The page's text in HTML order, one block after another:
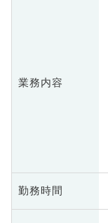
業務内容
勤務時間